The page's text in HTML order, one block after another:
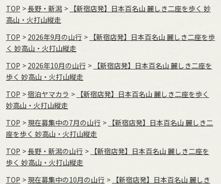
TOP 長野・新潟
【新宿店発】日本百名山 麗しき二座を歩く 妙
高山・火打山縦走
TOP
2026年9月の⼭⾏
【新宿店発】日本百名山 麗しき二座を歩
く 妙高山・火打山縦走
TOP
2026年10月の⼭⾏
【新宿店発】日本百名山 麗しき二座を
歩く 妙高山・火打山縦走
TOP
宿泊ヤマカラ
【新宿店発】日本百名山 麗しき二座を歩く
妙高山・火打山縦走
TOP
現在募集中の7月の山行
【新宿店発】日本百名山 麗しき二
座を歩く 妙高山・火打山縦走
TOP
長野・新潟の山行
【新宿店発】日本百名山 麗しき二座を
歩く 妙高山・火打山縦走
TOP
現在募集中の10月の山行
【新宿店発】日本百名山 麗しき